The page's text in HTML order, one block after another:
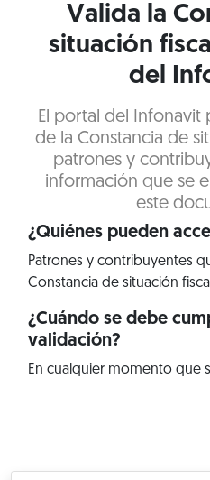
Valida la
situación
del
El portal del Infonavit
de la Constancia de
patrones y
información que se
este
¿Quiénes pueden
Patrones y contribuyentes
Constancia de situación
¿Cuándo se debe
validación?
En cualquier momento que